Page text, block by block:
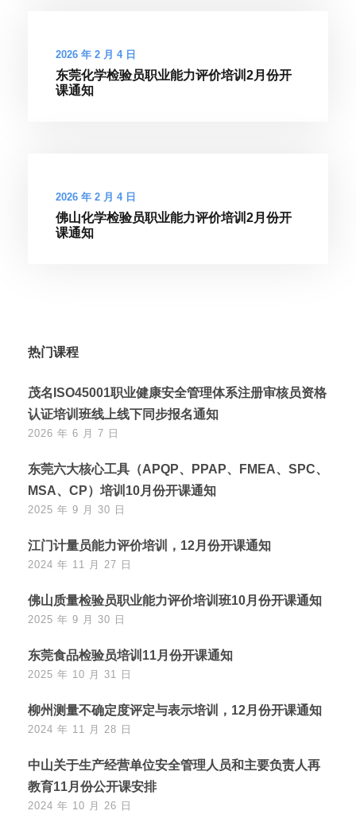
2026 年 2 月 4 日
东莞化学检验员职业能力评价培训2月份开
课通知
2026 年 2 月 4 日
佛山化学检验员职业能力评价培训2月份开
课通知
热门课程
茂名ISO45001职业健康安全管理体系注册审核员资格
认证培训班线上线下同步报名通知
2026 年 6 月 7 日
东莞六大核心工具（APQP、PPAP、FMEA、SPC、
MSA、CP）培训10月份开课通知
2025 年 9 月 30 日
江门计量员能力评价培训，12月份开课通知
2024 年 11 月 27 日
佛山质量检验员职业能力评价培训班10月份开课通知
2025 年 9 月 30 日
东莞食品检验员培训11月份开课通知
2025 年 10 月 31 日
柳州测量不确定度评定与表示培训，12月份开课通知
2024 年 11 月 28 日
中山关于生产经营单位安全管理人员和主要负责人再
教育11月份公开课安排
2024 年 10 月 26 日